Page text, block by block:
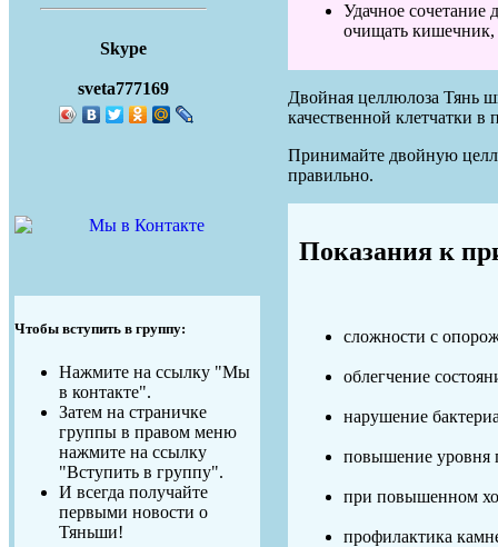
Skype
sveta777169
Чтобы вступить в группу:
Нажмите на ссылку "Мы
в контакте".
Затем на страничке
группы в правом меню
нажмите на ссылку
"Вступить в группу".
И всегда получайте
первыми новости о
Тяньши!
Удачное сочетание
очищать кишечник,
Двойная целлюлоза Тянь
качественной клетчатки
Принимайте двойную
правильно.
Показания к
сложности с
облегчение
нарушение
повышение уровня
при повышенном
профилактика